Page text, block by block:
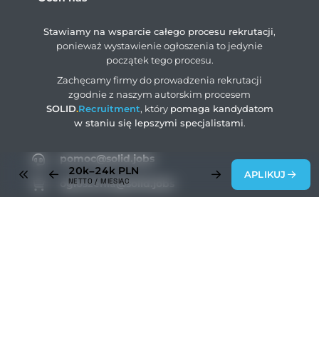
20k–24k PLN
NETTO / MIESIĄC
APLIKUJ
pomoc@solid.jobs
ogloszenia@solid.jobs
Stawiamy na wsparcie całego procesu rekrutacji,
ponieważ wystawienie ogłoszenia to jedynie
początek tego procesu.
Zachęcamy firmy do prowadzenia rekrutacji
zgodnie z naszym autorskim procesem
SOLID.Recruitment, który pomaga kandydatom
w staniu się lepszymi specjalistami.